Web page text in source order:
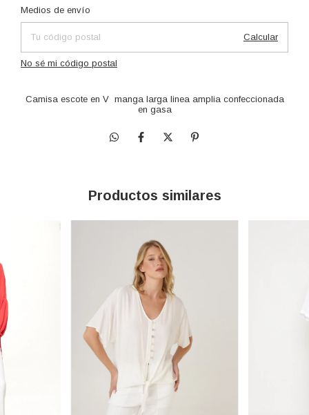
Entregas para el CP:
Medios de envío
Calcular
No sé mi código postal
Camisa escote en V manga larga linea amplia confeccionada
en gasa
Productos similares